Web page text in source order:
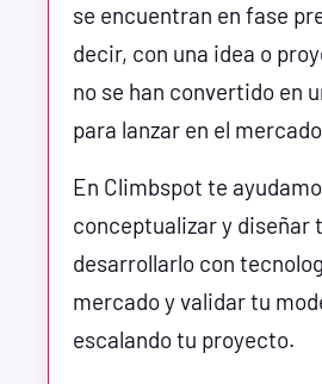
se encuentran en fase
decir, con una idea o
no se han convertido en
para lanzar en el
En Climbspot te
conceptualizar y diseñar
desarrollarlo con
mercado y validar tu
escalando tu proyecto.